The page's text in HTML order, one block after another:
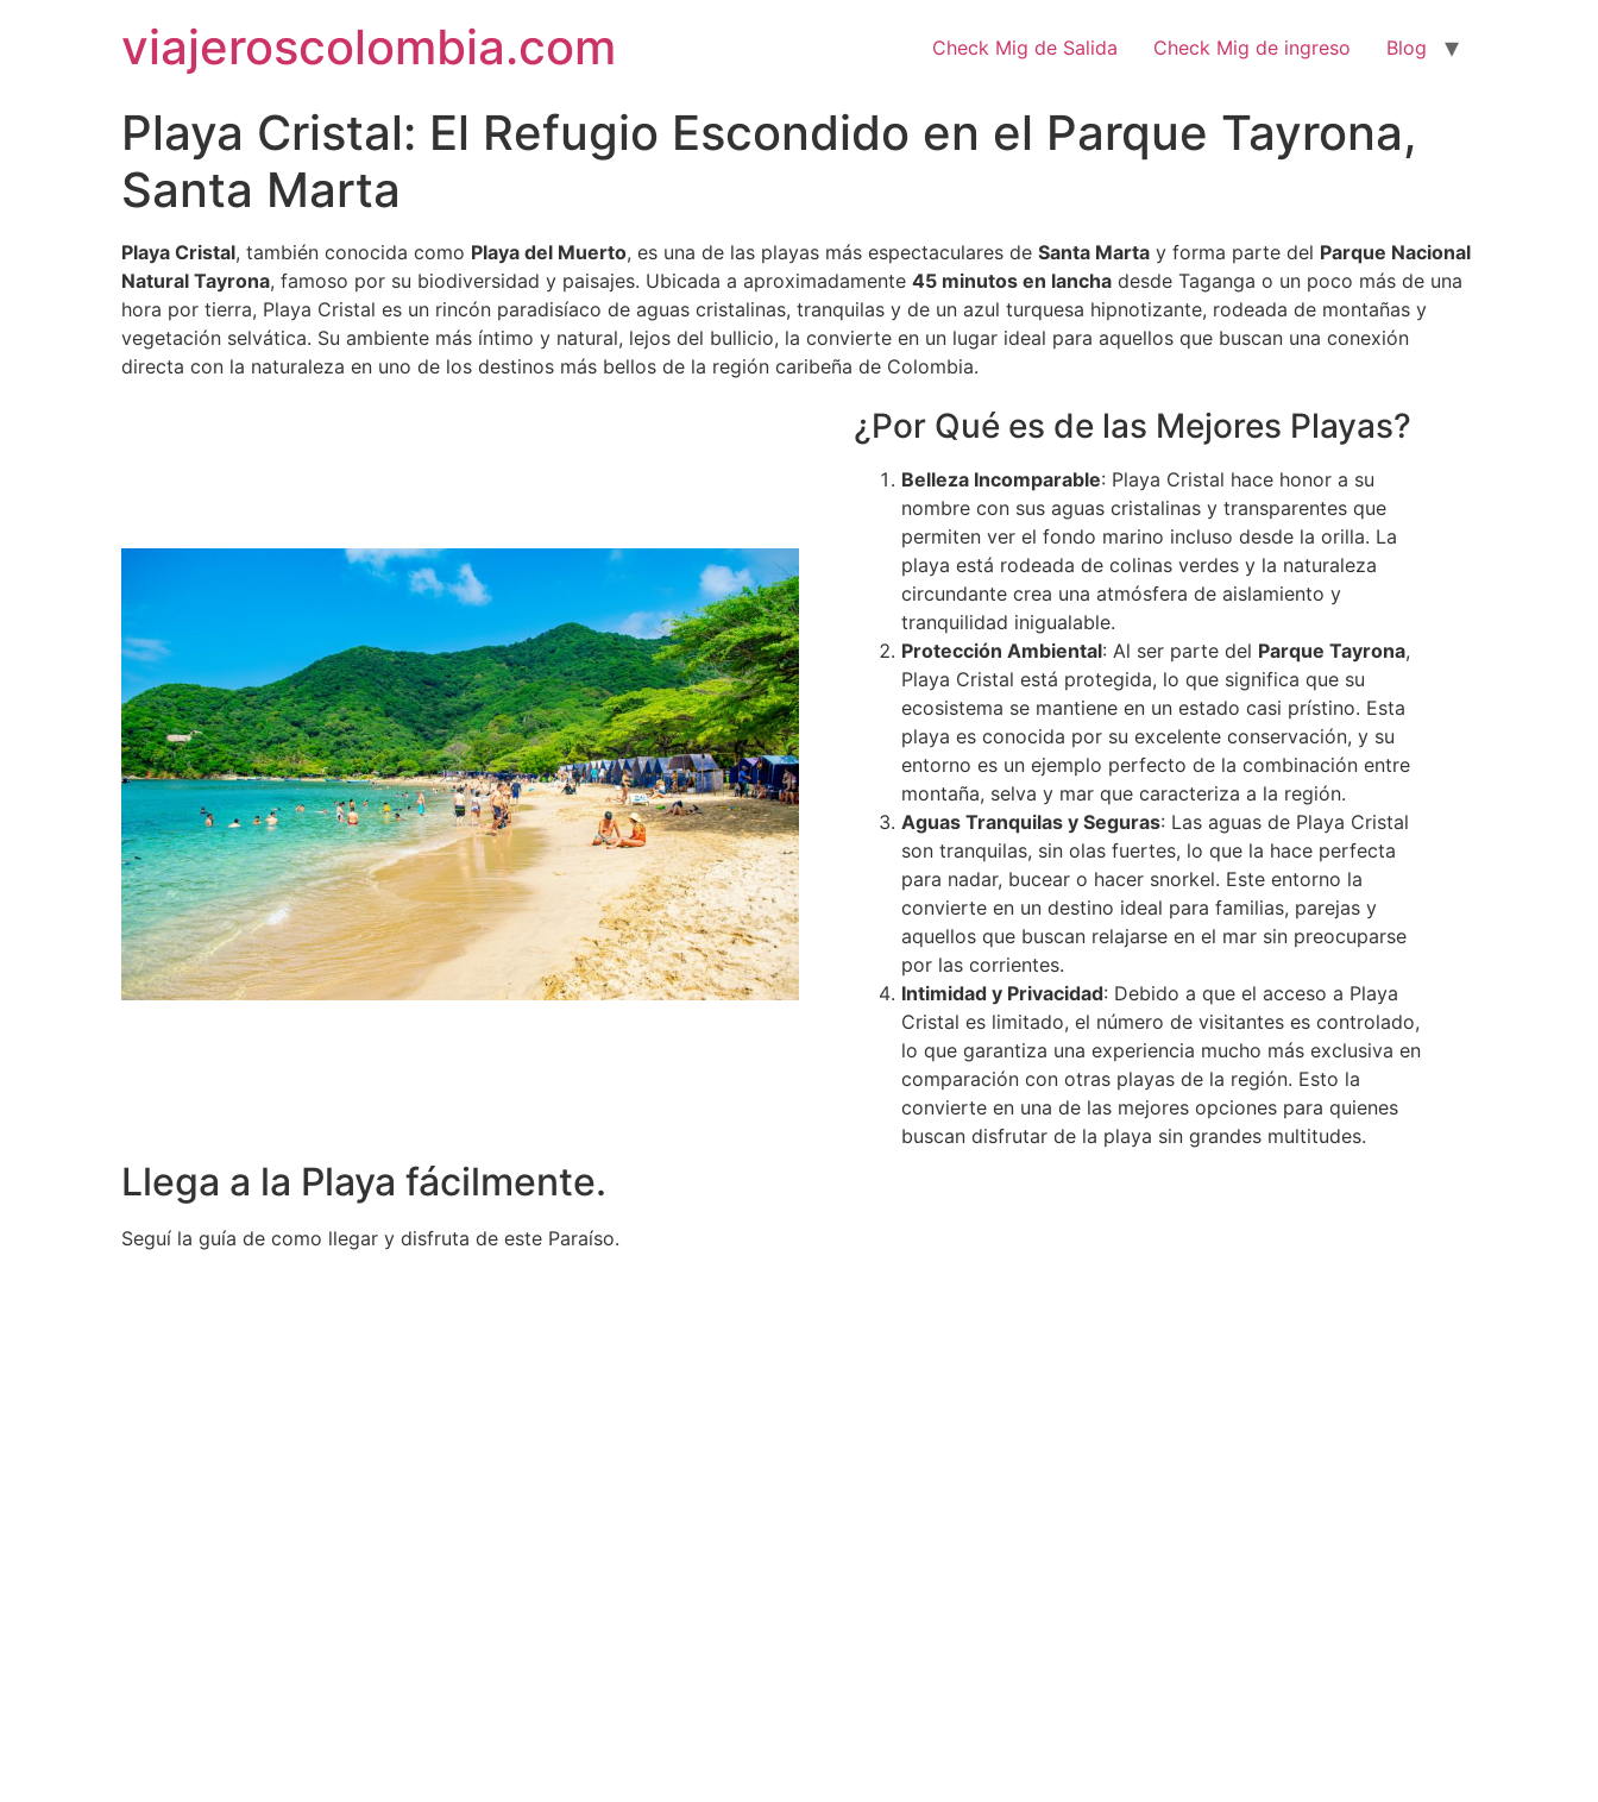
viajeroscolombia.com Check Mig de Salida Check Mig de ingreso Blog
Playa Cristal: El Refugio Escondido en el Parque Tayrona,
Santa Marta
Playa Cristal, también conocida como Playa del Muerto, es una de las playas más espectaculares de Santa Marta y forma parte del Parque Nacional
Natural Tayrona, famoso por su biodiversidad y paisajes. Ubicada a aproximadamente 45 minutos en lancha desde Taganga o un poco más de una
hora por tierra, Playa Cristal es un rincón paradisíaco de aguas cristalinas, tranquilas y de un azul turquesa hipnotizante, rodeada de montañas y
vegetación selvática. Su ambiente más íntimo y natural, lejos del bullicio, la convierte en un lugar ideal para aquellos que buscan una conexión
directa con la naturaleza en uno de los destinos más bellos de la región caribeña de Colombia.
¿Por Qué es de las Mejores Playas?
Belleza Incomparable: Playa Cristal hace honor a su
nombre con sus aguas cristalinas y transparentes que
permiten ver el fondo marino incluso desde la orilla. La
playa está rodeada de colinas verdes y la naturaleza
circundante crea una atmósfera de aislamiento y
tranquilidad inigualable.
Protección Ambiental: Al ser parte del Parque Tayrona,
Playa Cristal está protegida, lo que significa que su
ecosistema se mantiene en un estado casi prístino. Esta
playa es conocida por su excelente conservación, y su
entorno es un ejemplo perfecto de la combinación entre
montaña, selva y mar que caracteriza a la región.
Aguas Tranquilas y Seguras: Las aguas de Playa Cristal
son tranquilas, sin olas fuertes, lo que la hace perfecta
para nadar, bucear o hacer snorkel. Este entorno la
convierte en un destino ideal para familias, parejas y
aquellos que buscan relajarse en el mar sin preocuparse
por las corrientes.
Intimidad y Privacidad: Debido a que el acceso a Playa
Cristal es limitado, el número de visitantes es controlado,
lo que garantiza una experiencia mucho más exclusiva en
comparación con otras playas de la región. Esto la
convierte en una de las mejores opciones para quienes
buscan disfrutar de la playa sin grandes multitudes.
Llega a la Playa fácilmente.
Seguí la guía de como llegar y disfruta de este Paraíso.